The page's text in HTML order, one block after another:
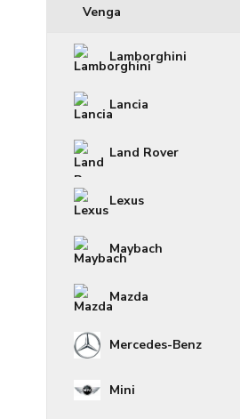
Venga
Lamborghini
Lancia
Land Rover
Lexus
Maybach
Mazda
Mercedes-Benz
Mini